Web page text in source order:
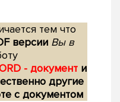
тем что
версии Вы в
- документ и
другие
с документом